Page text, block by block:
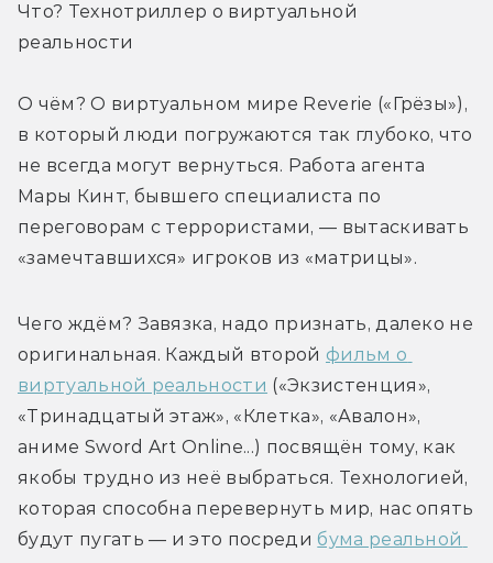
Что? Технотриллер о виртуальной
реальности
О чём? О виртуальном мире Reverie («Грёзы»),
в который люди погружаются так глубоко, что
не всегда могут вернуться. Работа агента
Мары Кинт, бывшего специалиста по
переговорам с террористами, — вытаскивать
«замечтавшихся» игроков из «матрицы».
Чего ждём? Завязка, надо признать, далеко не
оригинальная. Каждый второй фильм о
виртуальной реальности («Экзистенция»,
«Тринадцатый этаж», «Клетка», «Авалон»,
аниме Sword Art Online...) посвящён тому, как
якобы трудно из неё выбраться. Технологией,
которая способна перевернуть мир, нас опять
будут пугать — и это посреди бума реальной